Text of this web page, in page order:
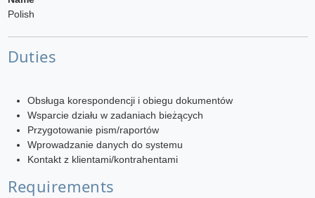
Polish
Duties
Obsługa korespondencji i obiegu dokumentów
Wsparcie działu w zadaniach bieżących
Przygotowanie pism/raportów
Wprowadzanie danych do systemu
Kontakt z klientami/kontrahentami
Requirements